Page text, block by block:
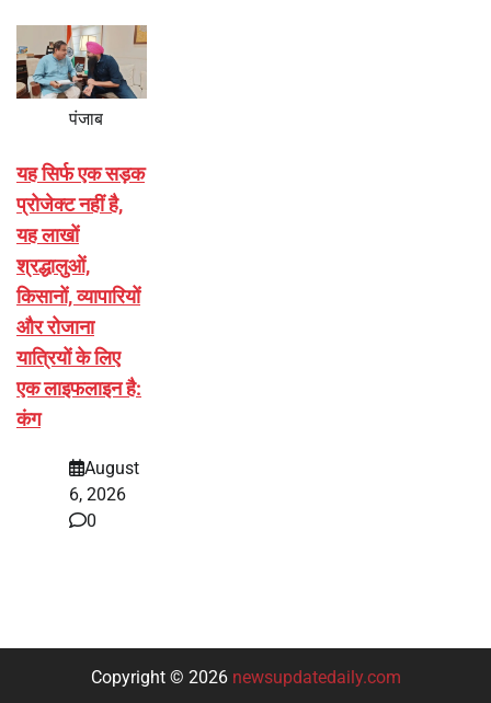
पंजाब
यह सिर्फ एक सड़क
प्रोजेक्ट नहीं है,
यह लाखों
श्रद्धालुओं,
किसानों, व्यापारियों
और रोजाना
यात्रियों के लिए
एक लाइफलाइन है:
कंग
August
6, 2026
0
Copyright © 2026 newsupdatedaily.com